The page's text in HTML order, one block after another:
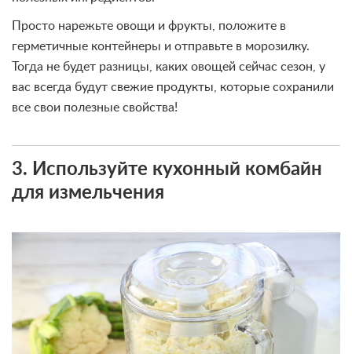
Просто нарежьте овощи и фрукты, положите в
герметичные контейнеры и отправьте в морозилку.
Тогда не будет разницы, каких овощей сейчас сезон, у
вас всегда будут свежие продукты, которые сохранили
все свои полезные свойства!
3. Используйте кухонный комбайн
для измельчения